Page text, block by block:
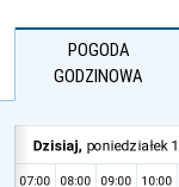
POGODA
GODZINOWA